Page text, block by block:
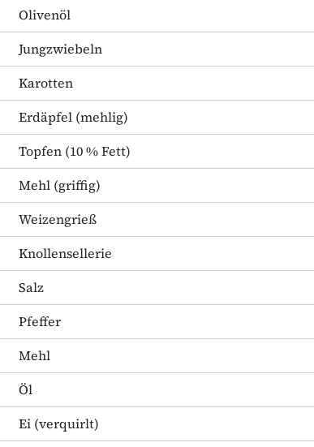
Olivenöl
Jungzwiebeln
Karotten
Erdäpfel (mehlig)
Topfen (10 % Fett)
Mehl (griffig)
Weizengrieß
Knollensellerie
Salz
Pfeffer
Mehl
Öl
Ei (verquirlt)